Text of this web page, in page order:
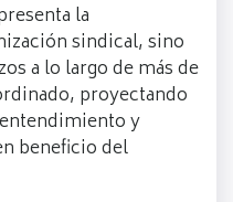
la
sindical, sino
a lo largo de más de
proyectando
y
beneficio del